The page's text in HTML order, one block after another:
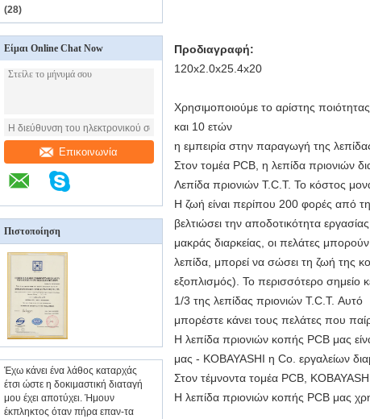
(28)
Είμαι Online Chat Now
Επικοινωνία
Πιστοποίηση
Έχω κάνει ένα λάθος καταρχάς
έτσι ώστε η δοκιμαστική διαταγή
μου έχει αποτύχει. Ήμουν
έκπληκτος όταν πήρα επαν-τα
Προδιαγραφή:
120x2.0x25.4x20
Χρησιμοποιούμε το αρίστης
και 10 ετών
η εμπειρία στην παραγωγή της
Στον τομέα PCB, η λεπίδα πριονιών
Λεπίδα πριονιών T.C.T. Το κόστος
Η ζωή είναι περίπου 200 φορές από
βελτιώσει την αποδοτικότητα
μακράς διαρκείας, οι πελάτες
λεπίδα, μπορεί να σώσει τη ζωή της
εξοπλισμός). Το περισσότερο σημείο
1/3 της λεπίδας πριονιών T.C.T. Αυτό
μπορέστε κάνει τους πελάτες που
Η λεπίδα πριονιών κοπής PCB μας
μας - KOBAYASHI η Co. εργαλείων
Στον τέμνοντα τομέα PCB,
Η λεπίδα πριονιών κοπής PCB μας